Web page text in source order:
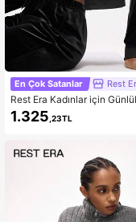
En Çok Satanlar Rest
Rest Era Kadınlar için
ermuarlı Kapüşonlu Ceket
on Takımı, Kışlık Giyim
1.325 ,23TL